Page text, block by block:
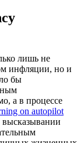
лишь не
инфляции, но и
бы
а в процессе
on autopilot
высказывании